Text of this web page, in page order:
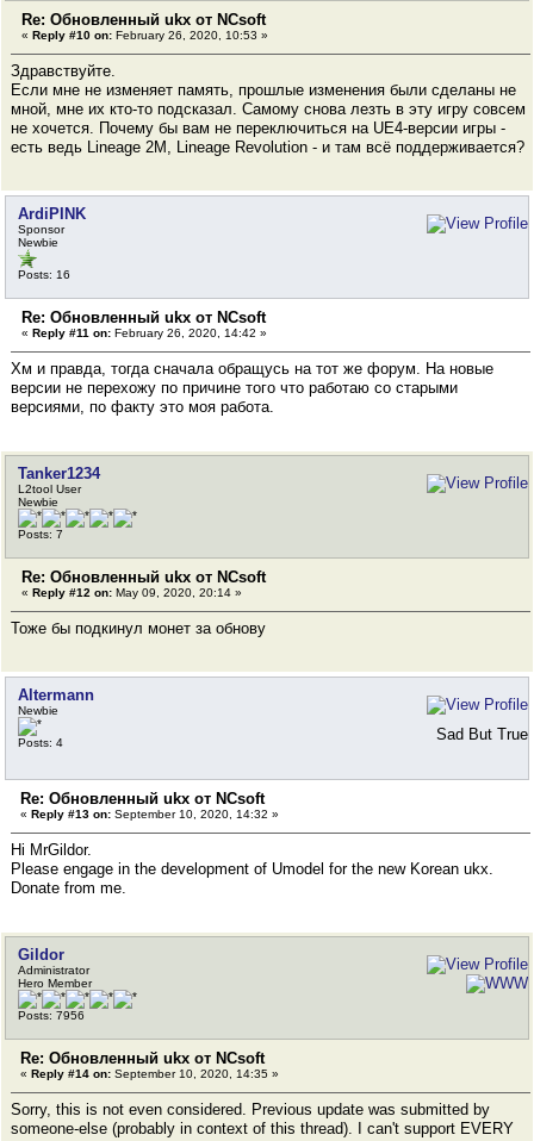
Re: Обновленный ukx от NCsoft
« Reply #10 on: February 26, 2020, 10:53 »
Здравствуйте.
Если мне не изменяет память, прошлые изменения были сделаны не
мной, мне их кто-то подсказал. Самому снова лезть в эту игру совсем
не хочется. Почему бы вам не переключиться на UE4-версии игры -
есть ведь Lineage 2M, Lineage Revolution - и там всё поддерживается?
ArdiPINK
Sponsor
Newbie
Posts: 16
Re: Обновленный ukx от NCsoft
« Reply #11 on: February 26, 2020, 14:42 »
Хм и правда, тогда сначала обращусь на тот же форум. На новые
версии не перехожу по причине того что работаю со старыми
версиями, по факту это моя работа.
Tanker1234
L2tool User
Newbie
Posts: 7
Re: Обновленный ukx от NCsoft
« Reply #12 on: May 09, 2020, 20:14 »
Тоже бы подкинул монет за обнову
Altermann
Newbie
Posts: 4 Sad But True
Re: Обновленный ukx от NCsoft
« Reply #13 on: September 10, 2020, 14:32 »
Hi MrGildor.
Please engage in the development of Umodel for the new Korean ukx.
Donate from me.
Gildor
Administrator
Hero Member
Posts: 7956
Re: Обновленный ukx от NCsoft
« Reply #14 on: September 10, 2020, 14:35 »
Sorry, this is not even considered. Previous update was submitted by
someone-else (probably in context of this thread). I can't support EVERY